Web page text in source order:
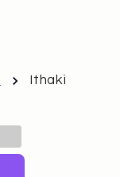
Ithaki